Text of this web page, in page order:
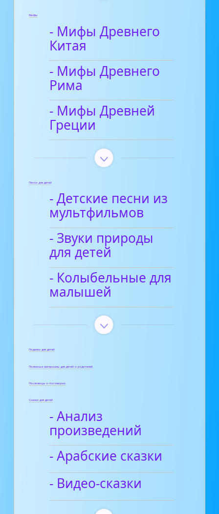
Мифы
- Мифы Древнего
Китая
- Мифы Древнего
Рима
- Мифы Древней
Греции
Песни для детей
- Детские песни из
мультфильмов
- Звуки природы
для детей
- Колыбельные для
малышей
Поделки для детей
Полезные материалы для детей и родителей
Пословицы и поговорки
Сказки для детей
- Анализ
произведений
- Арабские сказки
- Видео-сказки